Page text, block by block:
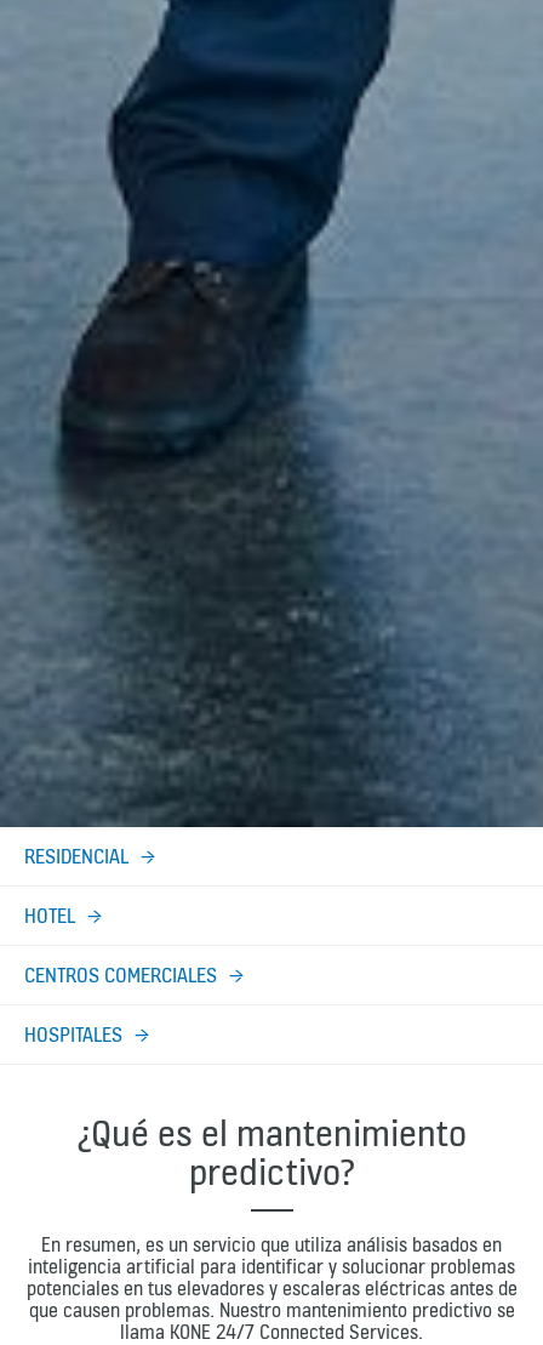
RESIDENCIAL
HOTEL
CENTROS COMERCIALES
HOSPITALES
¿Qué es el mantenimiento
predictivo?
En resumen, es un servicio que utiliza análisis basados en
inteligencia artificial para identificar y solucionar problemas
potenciales en tus elevadores y escaleras eléctricas antes de
que causen problemas. Nuestro mantenimiento predictivo se
llama KONE 24/7 Connected Services.